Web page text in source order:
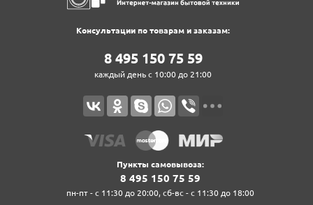
Консультации по товарам и заказам:
8‍ 4‍9‍5‍ 1‍5‍0‍ 7‍5‍ 5‍9‍
каждый день с 10:00 до 21:00
Пункты самовывоза:
8‍ 4‍9‍5‍ 1‍5‍0‍ 7‍5‍ 5‍9‍
пн-пт - с 11:30 до 20:00, сб-вс - с 11:30 до 18:00